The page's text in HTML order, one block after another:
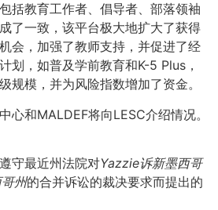
括教育工作者、倡导者、部落领袖
了一致，该平台极大地扩大了获得
会，加强了教师支持，并促进了经
划，如普及学前教育和K-5 Plus，
规模，并为风险指数增加了资金。
心和MALDEF将向LESC介绍情况。
守最近州法院对Yazzie诉新墨西哥
州的合并诉讼的裁决要求而提出的